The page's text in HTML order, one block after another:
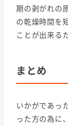
期の剥がれの
の乾燥時間を
ことが出来る
まとめ
いかがであっ
った方の為に